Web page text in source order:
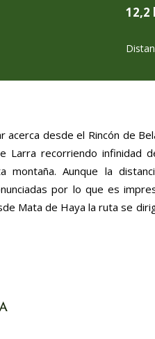
12,2
acerca desde el Rincón de
Larra recorriendo infinidad
montaña. Aunque la
por lo que es
luego llanear hacia el
Larrería se enlaza
collado, donde comienza
el espectacular mirador